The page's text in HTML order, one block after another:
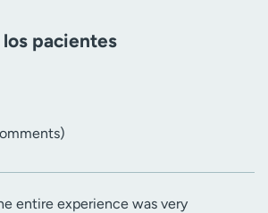
pacientes
entire experience was very